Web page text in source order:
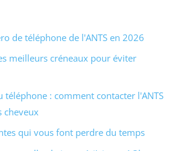
de téléphone de l'ANTS en 2026
meilleurs créneaux pour éviter
téléphone : comment contacter l'ANTS
cheveux
qui vous font perdre du temps